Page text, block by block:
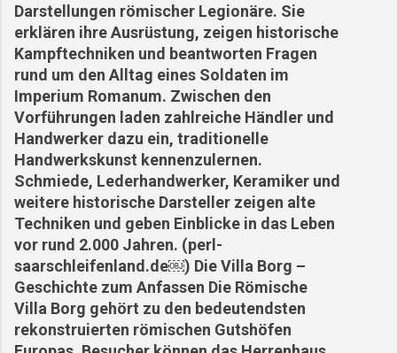
Darstellungen römischer Legionäre. Sie
erklären ihre Ausrüstung, zeigen historische
Kampftechniken und beantworten Fragen
rund um den Alltag eines Soldaten im
Imperium Romanum. Zwischen den
Vorführungen laden zahlreiche Händler und
Handwerker dazu ein, traditionelle
Handwerkskunst kennenzulernen.
Schmiede, Lederhandwerker, Keramiker und
weitere historische Darsteller zeigen alte
Techniken und geben Einblicke in das Leben
vor rund 2.000 Jahren. (perl-
saarschleifenland.de⁠￼) Die Villa Borg –
Geschichte zum Anfassen Die Römische
Villa Borg gehört zu den bedeutendsten
rekonstruierten römischen Gutshöfen